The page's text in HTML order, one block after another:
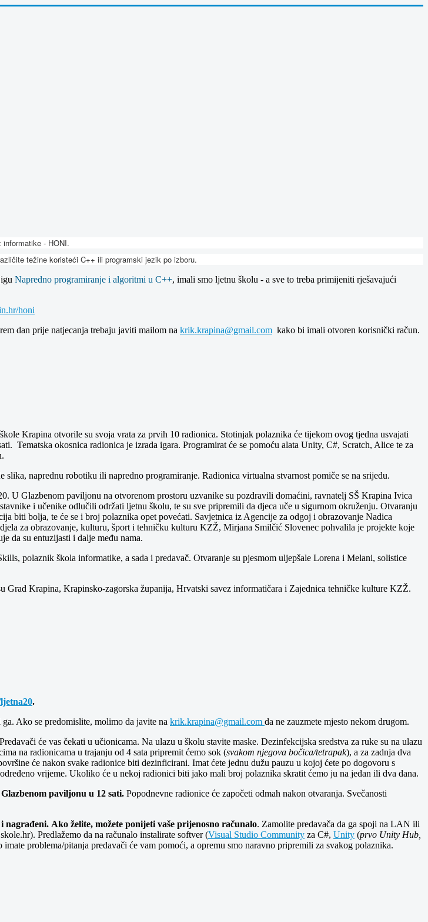
- HONI.
težine koristeći C++ ili programski jezik po izboru.
Napredno programiranje i algoritmi u C++, imali smo ljetnu školu - a sve to treba primijeniti rješavajući
honi
dan prije natjecanja trebaju javiti mailom na krik.krapina@gmail.com kako bi imali otvoren korisnički račun.
Krapina otvorile su svoja vrata za prvih 10 radionica. Stotinjak polaznika će tijekom ovog tjedna usvajati
Tematska okosnica radionica je izrada igara. Programirat će se pomoću alata Unity, C#, Scratch, Alice te za
naprednu robotiku ili napredno programiranje. Radionica virtualna stvarnost pomiče se na srijedu.
U Glazbenom paviljonu na otvorenom prostoru uzvanike su pozdravili domaćini, ravnatelj SŠ Krapina Ivica
i učenike odlučili održati ljetnu školu, te su sve pripremili da djeca uče u sigurnom okruženju. Otvaranju
biti bolja, te će se i broj polaznika opet povećati. Savjetnica iz Agencije za odgoj i obrazovanje Nadica
za obrazovanje, kulturu, šport i tehničku kulturu KZŽ, Mirjana Smilčić Slovenec pohvalila je projekte koje
da su entuzijasti i dalje među nama.
polaznik škola informatike, a sada i predavač. Otvaranje su pjesmom uljepšale Lorena i Melani, solistice
Krapina, Krapinsko-zagorska županija, Hrvatski savez informatičara i Zajednica tehničke kulture KZŽ.
.
Ako se predomislite, molimo da javite na krik.krapina@gmail.com da ne zauzmete mjesto nekom drugom.
će vas čekati u učionicama. Na ulazu u školu stavite maske. Dezinfekcijska sredstva za ruke su na ulazu
na radionicama u trajanju od 4 sata pripremit ćemo sok (svakom njegova bočica/tetrapak), a za zadnja dva
će nakon svake radionice biti dezinficirani. Imat ćete jednu dužu pauzu u kojoj ćete po dogovoru s
vrijeme. Ukoliko će u nekoj radionici biti jako mali broj polaznika skratit ćemo ju na jedan ili dva dana.
paviljonu u 12 sati. Popodnevne radionice će započeti odmah nakon otvaranja. Svečanosti
nagrađeni. Ako želite, možete ponijeti vaše prijenosno računalo. Zamolite predavača da ga spoji na LAN ili
Predlažemo da na računalo instalirate softver (Visual Studio Community za C#, Unity (prvo Unity Hub,
problema/pitanja predavači će vam pomoći, a opremu smo naravno pripremili za svakog polaznika.